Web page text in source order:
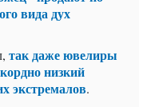
вида дух
так даже ювелиры
низкий
экстремалов.